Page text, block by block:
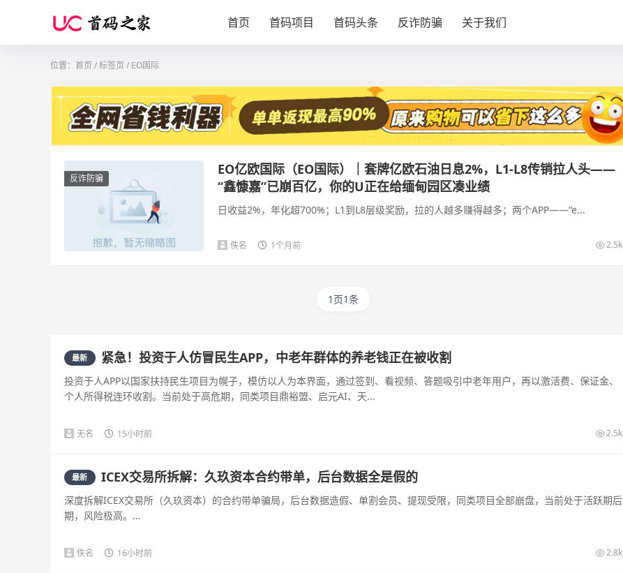
首页 首码项目 首码头条 反诈防骗 关于我们
位置： 首页 /标签页 / EO国际
反诈防骗
EO亿欧国际（EO国际）｜套牌亿欧石油日息2%，L1-L8传销拉人头——
“鑫慷嘉”已崩百亿，你的U正在给缅甸园区凑业绩
日收益2%，年化超700%；L1到L8层级奖励，拉的人越多赚得越多；两个APP——“e...
佚名 1个月前 2.5k
1页1条
最新 紧急！投资于人仿冒民生APP，中老年群体的养老钱正在被收割
投资于人APP以国家扶持民生项目为幌子，模仿以人为本界面，通过签到、看视频、答题吸引中老年用户，再以激活费、保证金、
个人所得税连环收割。当前处于高危期，同类项目鼎裕盟、启元AI、天...
无名 15小时前 2.5k
最新 ICEX交易所拆解：久玖资本合约带单，后台数据全是假的
深度拆解ICEX交易所（久玖资本）的合约带单骗局，后台数据造假、单割会员、提现受限，同类项目全部崩盘，当前处于活跃期后
期，风险极高。...
佚名 16小时前 2.8k